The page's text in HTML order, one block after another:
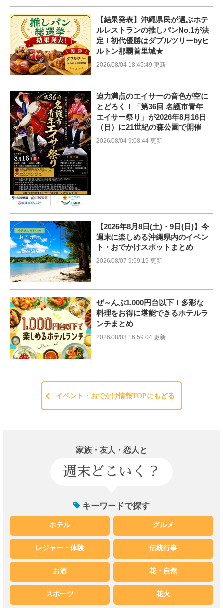
【結果発表】沖縄県民が選ぶホテ
ルレストランの推しパンNo.1が決
定！初代優勝はダブルツリーbyヒ
ルトン那覇首里城★
2026/08/04 18:45:49 更新
迫力満点のエイサーの音色が空に
とどろく！「第36回 名護市青年
エイサー祭り」が2026年8月16日
（日）に21世紀の森公園で開催
2026/08/04 9:08:44 更新
【2026年8月8日(土)・9日(日)】今
週末に楽しめる沖縄県内のイベン
ト・おでかけスポットまとめ
2026/08/07 9:59:19 更新
ぜ～んぶ1,000円台以下！多彩な
料理をお得に堪能できるホテルラ
ンチまとめ
2026/08/03 16:59:04 更新
イベント・おでかけ情報TOPにもどる
家族・友人・恋人と
週末どこいく？
キーワードで探す
ホテル グルメ
レジャー・体験 伝統行事
お酒 花・自然
スポーツ 花火